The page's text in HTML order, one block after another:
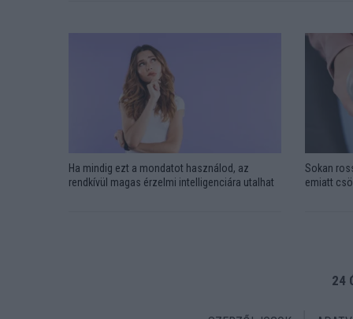
Ha mindig ezt a mondatot használod, az
rendkívül magas érzelmi intelligenciára utalhat
Sokan
emiatt
24